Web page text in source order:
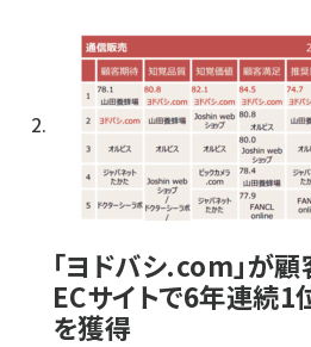
「ヨドバシ.com」が
ECサイトで6年連続1
を獲得